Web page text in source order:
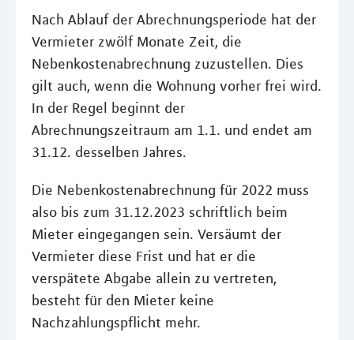
Nach Ablauf der Abrechnungsperiode hat der
Vermieter zwölf Monate Zeit, die
Nebenkostenabrechnung zuzustellen. Dies
gilt auch, wenn die Wohnung vorher frei wird.
In der Regel beginnt der
Abrechnungszeitraum am 1.1. und endet am
31.12. desselben Jahres.
Die Nebenkostenabrechnung für 2022 muss
also bis zum 31.12.2023 schriftlich beim
Mieter eingegangen sein. Versäumt der
Vermieter diese Frist und hat er die
verspätete Abgabe allein zu vertreten,
besteht für den Mieter keine
Nachzahlungspflicht mehr.